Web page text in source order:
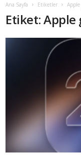
Ana Sayfa Etiketler
Etiket: Apple